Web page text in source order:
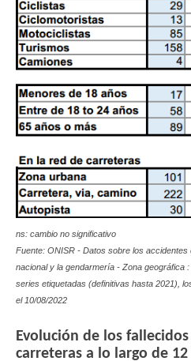
ns: cambio no significativo
Fuente: ONISR - Datos sobre los
nacional y la gendarmería - Zona geográfica
series etiquetadas (definitivas hasta 2021),
el 10/08/2022
Evolución de los
carreteras a lo largo de 12